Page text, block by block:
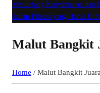
Menunjang Kenyamanan dan
dalam Fitness yang Harus
Malut Bangkit
Home / Malut Bangkit Juara